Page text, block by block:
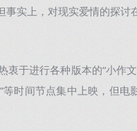
事实上，对现实爱情的探讨
于进行各种版本的“小作文
等时间节点集中上映，但电